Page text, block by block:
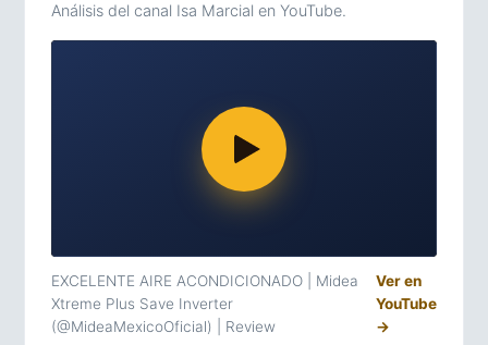
Análisis del canal Isa Marcial en YouTube.
EXCELENTE AIRE ACONDICIONADO | Midea
Xtreme Plus Save Inverter
(@MideaMexicoOficial) | Review
Ver en
YouTube
→